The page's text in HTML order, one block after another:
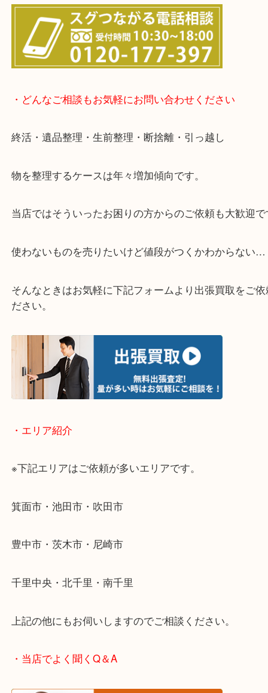
▽店頭査定のご案内▽
▽お電話の方は下記バナーをタップしてください▽
・どんなご相談もお気軽にお問い合わせください
終活・遺品整理・生前整理・断捨離・引っ越し
物を整理するケースは年々増加傾向です。
当店ではそういったお困りの方からのご依頼も大歓
使わないものを売りたいけど値段がつくかわから
そんなときはお気軽に下記フォームより出張買取を
・エリア紹介